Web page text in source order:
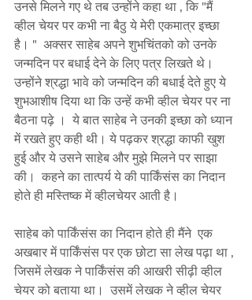
उनसे मिलने गए थे तब उन्होंने कहा था , कि "मैं
व्हील चेयर पर कभी ना बैठु ये मेरी एकमात्र इच्छा
है। "  अक्सर साहेब अपने शुभचिंतको को उनके
जन्मदिन पर बधाई देने के लिए पत्र लिखते थे।
उन्होंने श्रद्धा भावे को जन्मदिन की बधाई देते हुए ये
शुभआशीष दिया था कि उन्हें कभी व्हील चेयर पर ना
बैठना पढ़े ।  ये बात साहेब ने उनकी इच्छा को ध्यान
में रखते हुए कही थी। ये पढ़कर श्रद्धा काफी खुश
हुई और ये उसने साहेब और मुझे मिलने पर साझा
की।  कहने का तात्पर्य ये की पार्किंसंस का निदान
होते ही मस्तिष्क में व्हीलचेयर आती है।
साहेब को पार्किंसंस का निदान होते ही मैंने  एक
अखबार में पार्किंसंस पर एक छोटा सा लेख पढ़ा था ,
जिसमें लेखक ने पार्किंसंस की आखरी सीढ़ी व्हील
चेयर को बताया था।  उसमें लेखक ने व्हील चेयर